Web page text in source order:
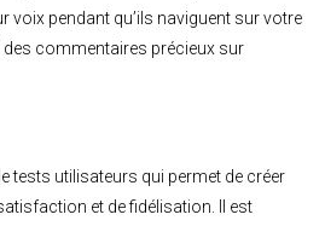
voix pendant qu’ils naviguent sur votre
commentaires précieux sur
tests utilisateurs qui permet de créer
et de fidélisation. Il est